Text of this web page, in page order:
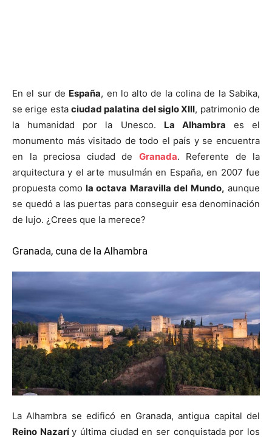
En el sur de España, en lo alto de la colina de la Sabika,
se erige esta ciudad palatina del siglo XIII, patrimonio de
la humanidad por la Unesco. La Alhambra es el
monumento más visitado de todo el país y se encuentra
en la preciosa ciudad de Granada. Referente de la
arquitectura y el arte musulmán en España, en 2007 fue
propuesta como la octava Maravilla del Mundo, aunque
se quedó a las puertas para conseguir esa denominación
de lujo. ¿Crees que la merece?
Granada, cuna de la Alhambra
La Alhambra se edificó en Granada, antigua capital del
Reino Nazaríy última ciudad en ser conquistada por los